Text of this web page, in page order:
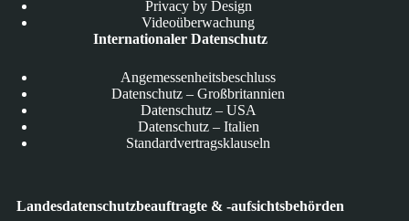
Privacy by Design
Videoüberwachung
Internationaler Datenschutz
Angemessenheitsbeschluss
Datenschutz – Großbritannien
Datenschutz – USA
Datenschutz – Italien
Standardvertragsklauseln
Landesdatenschutzbeauftragte & -aufsichtsbehörden